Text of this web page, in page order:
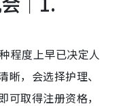
程度上早已决定人
晰，会选择护理、
取得注册资格，